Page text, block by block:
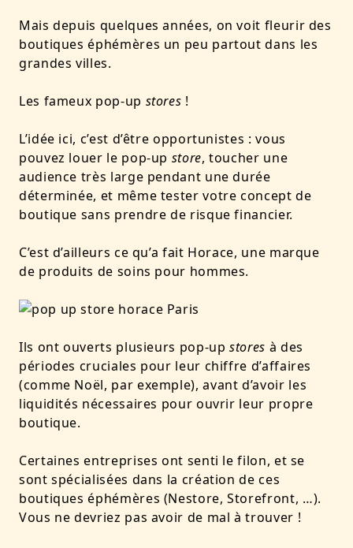
Mais depuis quelques années, on voit fleurir des
boutiques éphémères un peu partout dans les
grandes villes.
Les fameux pop-up stores !
L’idée ici, c’est d’être opportunistes : vous
pouvez louer le pop-up store, toucher une
audience très large pendant une durée
déterminée, et même tester votre concept de
boutique sans prendre de risque financier.
C’est d’ailleurs ce qu’a fait Horace, une marque
de produits de soins pour hommes.
Ils ont ouverts plusieurs pop-upstores à des
périodes cruciales pour leur chiffre d’affaires
(comme Noël, par exemple), avant d’avoir les
liquidités nécessaires pour ouvrir leur propre
boutique.
Certaines entreprises ont senti le filon, et se
sont spécialisées dans la création de ces
boutiques éphémères (Nestore, Storefront, …).
Vous ne devriez pas avoir de mal à trouver !